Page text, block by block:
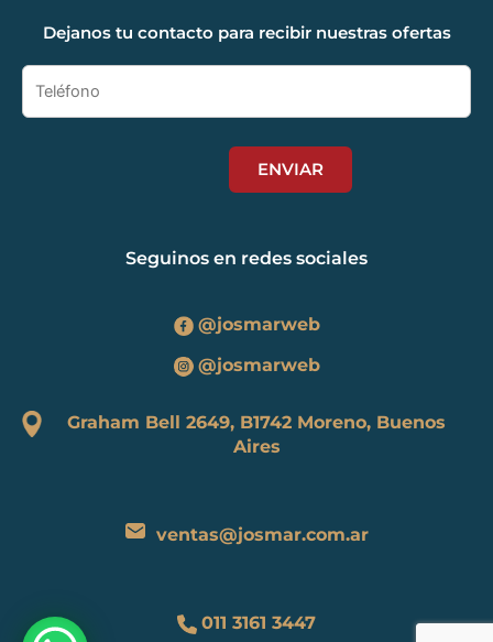
Dejanos tu contacto para recibir nuestras ofertas
Seguinos en redes sociales
@josmarweb
@josmarweb
Graham Bell 2649, B1742 Moreno, Buenos
Aires
ventas@josmar.com.ar
011 3161 3447